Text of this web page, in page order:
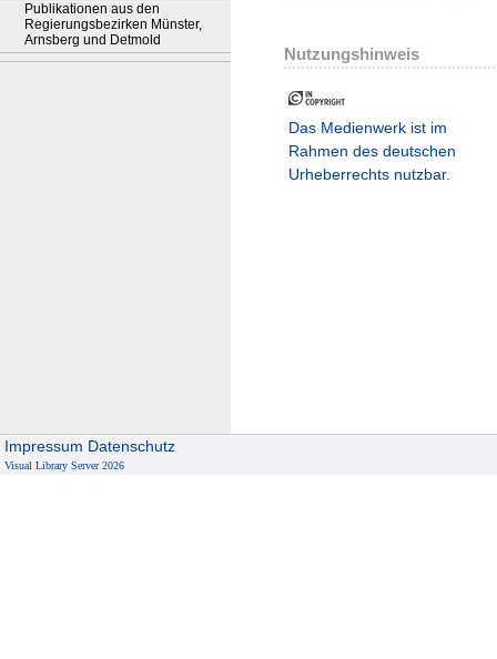
Publikationen aus den
Regierungsbezirken Münster,
Arnsberg und Detmold
Nutzungshinweis
Das Medienwerk ist im
Rahmen des deutschen
Urheberrechts nutzbar.
Impressum Datenschutz
Visual Library Server 2026